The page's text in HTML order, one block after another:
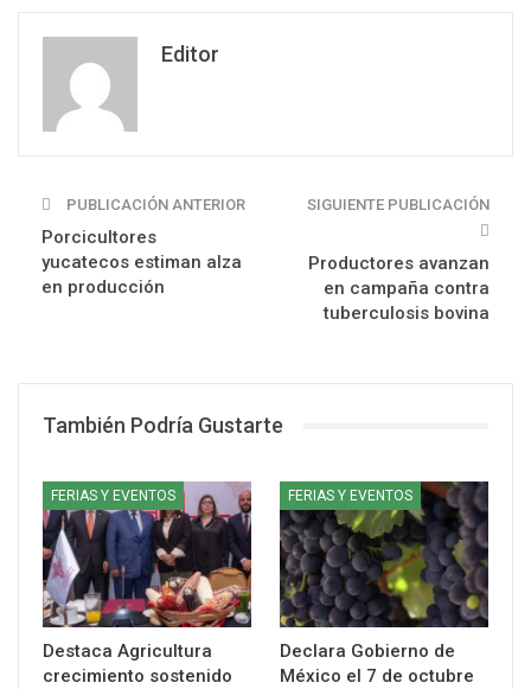
Email
Editor
PUBLICACIÓN ANTERIOR
Porcicultores
yucatecos estiman alza
en producción
SIGUIENTE PUBLICACIÓN
Productores avanzan
en campaña contra
tuberculosis bovina
También Podría Gustarte
FERIAS Y EVENTOS
Destaca Agricultura
crecimiento sostenido
FERIAS Y EVENTOS
Declara Gobierno de
México el 7 de octubre